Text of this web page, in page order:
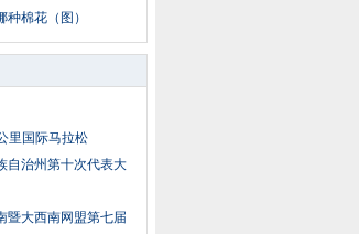
棉花（图）
里国际马拉松
自治州第十次代表大
暨大西南网盟第七届